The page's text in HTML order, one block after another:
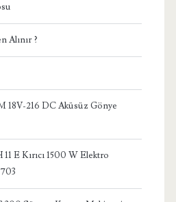
Alınır ?
18V-216 DC Aküsüz Gönye
E Kırıcı 1500 W Elektro